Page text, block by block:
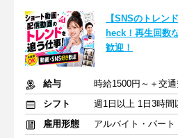
【SNSのトレン
heck！再生回数
歓迎！
給与
時給1500円～＋交
シフト
雇用形態
アルバイト・パート